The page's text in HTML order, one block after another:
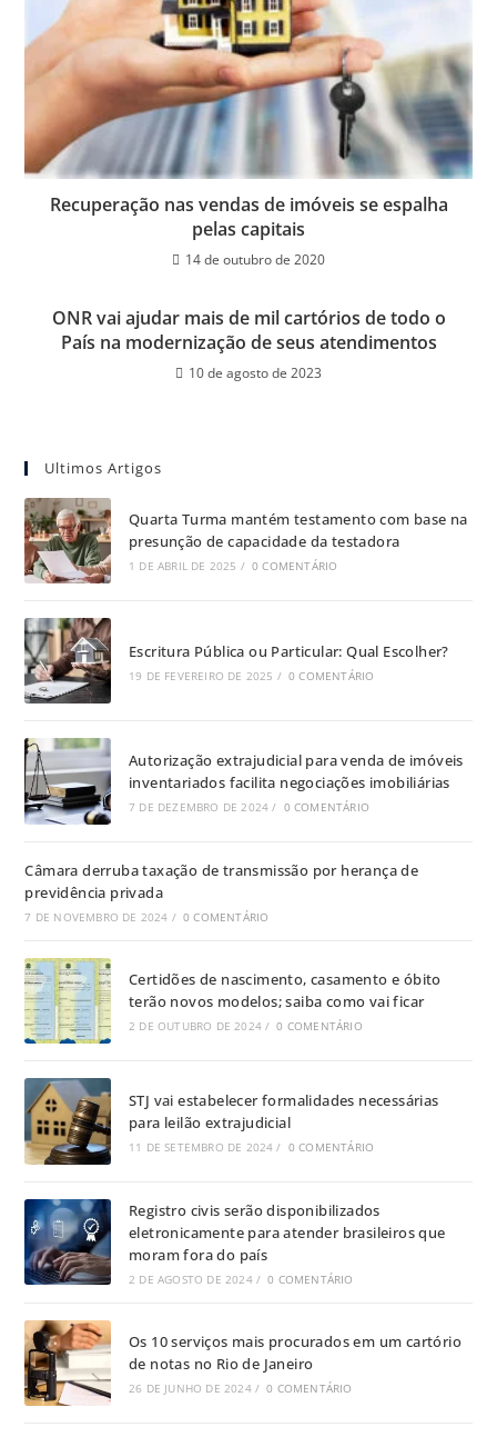
Recuperação nas vendas de imóveis se espalha
pelas capitais
14 de outubro de 2020
ONR vai ajudar mais de mil cartórios de todo o
País na modernização de seus atendimentos
10 de agosto de 2023
Ultimos Artigos
Quarta Turma mantém testamento com base na
presunção de capacidade da testadora
1 DE ABRIL DE 2025 / 0 COMENTÁRIO
Escritura Pública ou Particular: Qual Escolher?
19 DE FEVEREIRO DE 2025 / 0 COMENTÁRIO
Autorização extrajudicial para venda de imóveis
inventariados facilita negociações imobiliárias
7 DE DEZEMBRO DE 2024 / 0 COMENTÁRIO
Câmara derruba taxação de transmissão por herança de
previdência privada
7 DE NOVEMBRO DE 2024 / 0 COMENTÁRIO
Certidões de nascimento, casamento e óbito
terão novos modelos; saiba como vai ficar
2 DE OUTUBRO DE 2024 / 0 COMENTÁRIO
STJ vai estabelecer formalidades necessárias
para leilão extrajudicial
11 DE SETEMBRO DE 2024 / 0 COMENTÁRIO
Registro civis serão disponibilizados
eletronicamente para atender brasileiros que
moram fora do país
2 DE AGOSTO DE 2024 / 0 COMENTÁRIO
Os 10 serviços mais procurados em um cartório
de notas no Rio de Janeiro
26 DE JUNHO DE 2024 / 0 COMENTÁRIO